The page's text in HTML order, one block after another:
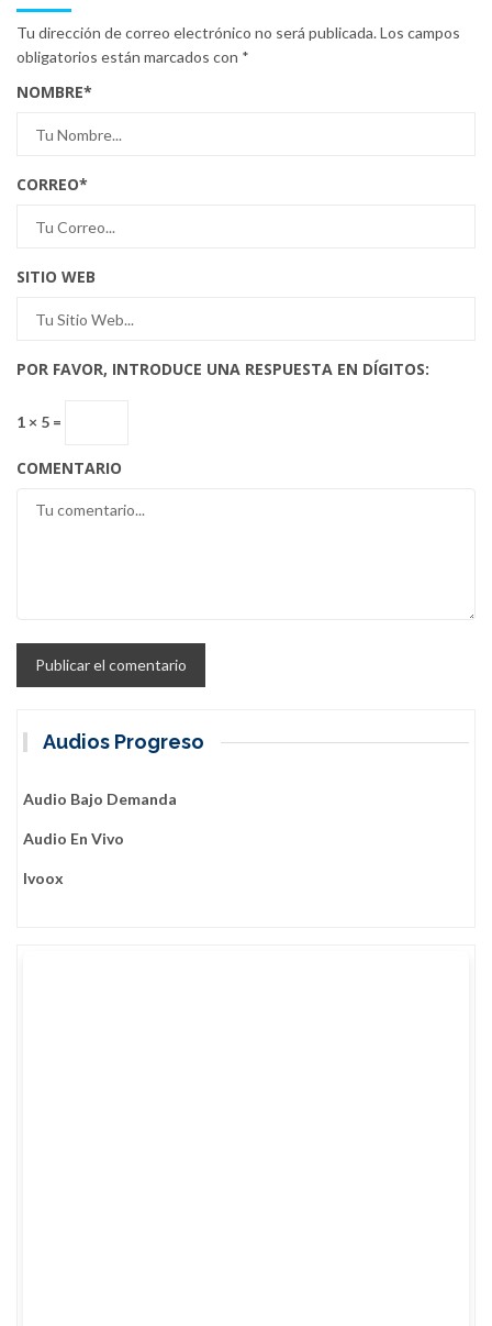
Tu dirección de correo electrónico no será publicada.Los campos
obligatorios están marcados con *
NOMBRE*
CORREO*
SITIO WEB
POR FAVOR, INTRODUCE UNA RESPUESTA EN DÍGITOS:
1 × 5 =
COMENTARIO
Audios Progreso
Audio Bajo Demanda
Audio En Vivo
Ivoox